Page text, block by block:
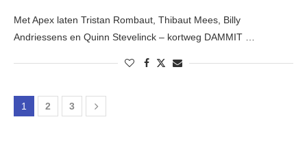
Met Apex laten Tristan Rombaut, Thibaut Mees, Billy
Andriessens en Quinn Stevelinck – kortweg DAMMIT …
1 2 3